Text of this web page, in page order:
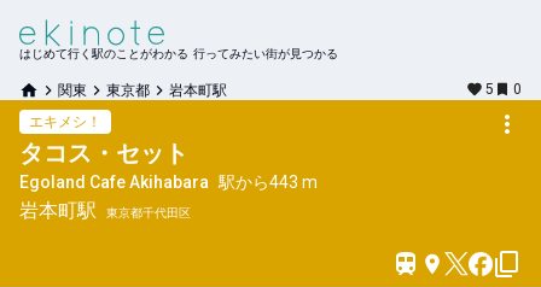
はじめて行く駅のことがわかる 行ってみたい街が見つかる
関東 東京都 岩本町駅 5
0
エキメシ！
タコス・セット
Egoland Cafe Akihabara 駅から443 m
岩本町駅 東京都千代田区